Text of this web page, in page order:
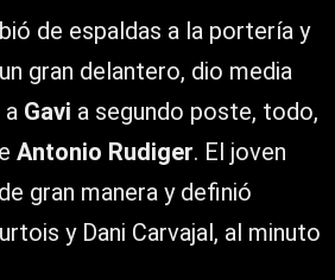
de espaldas a la portería y
gran delantero, dio media
Gavi a segundo poste, todo,
Antonio Rudiger. El joven
gran manera y definió
y Dani Carvajal, al minuto